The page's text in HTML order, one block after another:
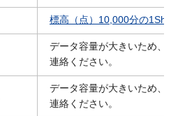
標高（点）10,000分の
データ容量が大きいため
連絡ください。
データ容量が大きいため
連絡ください。